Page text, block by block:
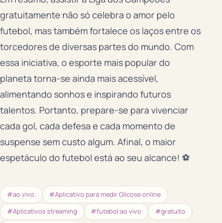
gratuitamente não só celebra o amor pelo
futebol, mas também fortalece os laços entre os
torcedores de diversas partes do mundo. Com
essa iniciativa, o esporte mais popular do
planeta torna-se ainda mais acessível,
alimentando sonhos e inspirando futuros
talentos. Portanto, prepare-se para vivenciar
cada gol, cada defesa e cada momento de
suspense sem custo algum. Afinal, o maior
espetáculo do futebol está ao seu alcance! ⚽
#ao vivo.
#Aplicativo para medir Glicose online
#Aplicativos streaming
#futebol ao vivo
#gratuito